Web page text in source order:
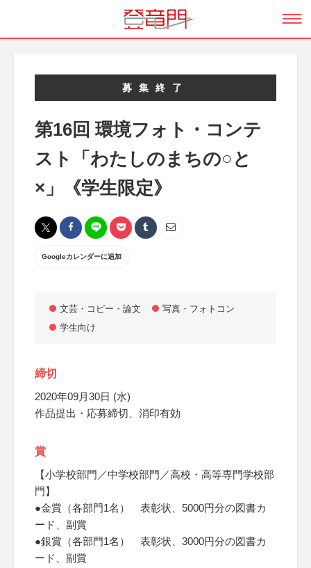
募集終了
第16回 環境フォト・コンテ
スト「わたしのまちの○と
×」《学生限定》
Googleカレンダーに追加
文芸・コピー・論文
写真・フォトコン
学生向け
締切
2020年09月30日 (水)
作品提出・応募締切、消印有効
賞
【小学校部門／中学校部門／高校・高等専門学校部
門】
●金賞（各部門1名） 表彰状、5000円分の図書カ
ード、副賞
●銀賞（各部門1名） 表彰状、3000円分の図書カ
ード、副賞